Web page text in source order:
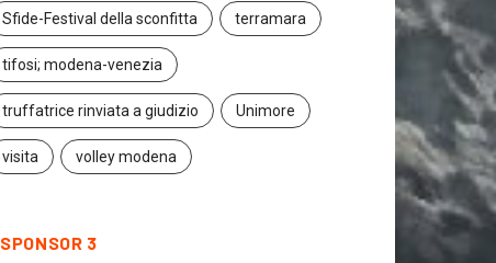
Sfide-Festival della sconfitta terramara
tifosi; modena-venezia
truffatrice rinviata a giudizio Unimore
visita volley modena
SPONSOR 3